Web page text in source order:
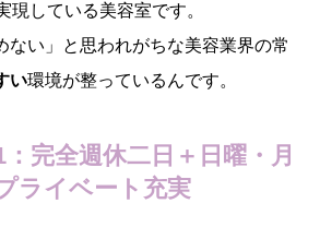
現している美容室です。
ない」と思われがちな美容業界の常
い環境が整っているんです。
完全週休二日＋日曜・月
ライベート充実